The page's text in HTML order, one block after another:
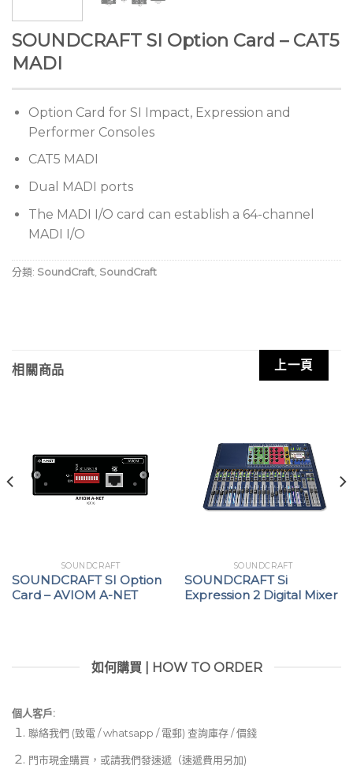
SOUNDCRAFT SI Option Card – CAT5
MADI
Option Card for SI Impact, Expression and
Performer Consoles
CAT5 MADI
Dual MADI ports
The MADI I/O card can establish a 64-channel
MADI I/O
分類: SoundCraft, SoundCraft
上一頁
相關商品
SOUNDCRAFT
SOUNDCRAFT SI Option
Card – AVIOM A-NET
SOUNDCRAFT
SOUNDCRAFT Si
Expression 2 Digital Mixer
如何購買 | HOW TO ORDER
個人客戶:
聯絡我們 (致電 / whatsapp / 電郵) 查詢庫存 / 價錢
門市現金購買，或請我們發速遞（速遞費用另加)